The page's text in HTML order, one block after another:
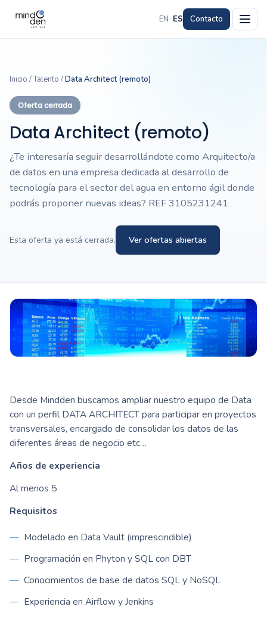
EN · ES Contacto
Inicio /Talento /Data Architect (remoto)
Oferta cerrada
Data Architect (remoto)
¿Te interesaría seguir desarrollándote como Arquitecto/a
de datos en una empresa dedicada al desarrollo de
tecnología para el sector del agua en entorno ágil donde
podrás proponer nuevas ideas? REF 3105231241
Esta oferta ya está cerrada. Ver ofertas abiertas
Desde Mindden buscamos ampliar nuestro equipo de Data
con un perfil DATA ARCHITECT para participar en proyectos
transversales, encargado de consolidar los datos de las
diferentes áreas de negocio etc…
Años de experiencia
Al menos 5
Requisitos
Modelado en Data Vault (imprescindible)
Programación en Phyton y SQL con DBT
Conocimientos de base de datos SQL y NoSQL
Experiencia en Airflow y Jenkins